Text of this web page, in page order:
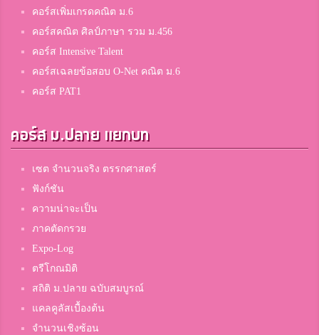
คอร์สเพิ่มเกรดคณิต ม.6
คอร์สคณิต ศิลป์ภาษา รวม ม.456
คอร์ส Intensive Talent
คอร์สเฉลยข้อสอบ O-Net คณิต ม.6
คอร์ส PAT1
คอร์ส ม.ปลาย แยกบท
เซต จำนวนจริง ตรรกศาสตร์
ฟังก์ชัน
ความน่าจะเป็น
ภาคตัดกรวย
Expo-Log
ตรีโกณมิติ
สถิติ ม.ปลาย ฉบับสมบูรณ์
แคลคูลัสเบื้องต้น
จำนวนเชิงซ้อน